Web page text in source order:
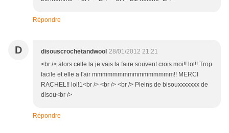
Répondre
D disouscrochetandwool 28/01/2012 21:21
<br /> alors celle la je vais la faire souvent crois moi!! lol!! Trop
facile et elle a l'air mmmmmmmmmmmmmmmm!! MERCI
RACHEL!! lol!1<br /> <br /> <br /> Pleins de bisouxxxxxxx de
disou<br />
Répondre